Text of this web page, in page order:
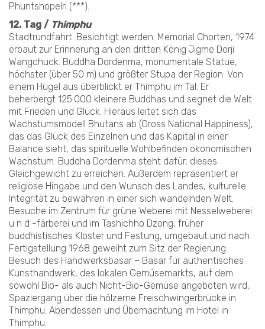
Phuntshopelri (***).
12. Tag / Thimphu
Stadtrundfahrt. Besichtigt werden: Memorial Chorten, 1974
erbaut zur Erinnerung an den dritten König Jigme Dorji
Wangchuck. Buddha Dordenma, monumentale Statue,
höchster (über 50 m) und größter Stupa der Region. Von
einem Hügel aus überblickt er Thimphu im Tal. Er
beherbergt 125.000 kleinere Buddhas und segnet die Welt
mit Frieden und Glück. Hieraus leitet sich das
Wachstumsmodell Bhutans ab (Gross National Happiness),
das das Glück des Einzelnen und das Kapital in einer
Balance sieht, das spirituelle Wohlbefinden ökonomischen
Wachstum. Buddha Dordenma steht dafür, dieses
Gleichgewicht zu erreichen. Außerdem repräsentiert er
religiöse Hingabe und den Wunsch des Landes, kulturelle
Integrität zu bewahren in einer sich wandelnden Welt.
Besuche im Zentrum für grüne Weberei mit Nesselweberei
u n d -färberei und im Tashichho Dzong, früher
buddhistisches Kloster und Festung, umgebaut und nach
Fertigstellung 1968 geweiht zum Sitz der Regierung.
Besuch des Handwerksbasar – Basar für authentisches
Kunsthandwerk, des lokalen Gemüsemarkts, auf dem
sowohl Bio- als auch Nicht-Bio-Gemüse angeboten wird,
Spaziergang über die hölzerne Freischwingerbrücke in
Thimphu. Abendessen und Übernachtung im Hotel in
Thimphu.